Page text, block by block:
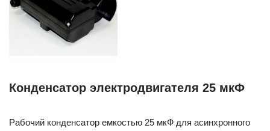
Конденсатор электродвигателя 25 мкФ
Рабочий конденсатор емкостью 25 мкФ для асинхронного